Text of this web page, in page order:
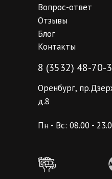
Блог
Контакты
Отзывы
Вопрос-ответ
8 (3532) 48-70-
Оренбург,
д.8
Пн - Вс: 08.00 -